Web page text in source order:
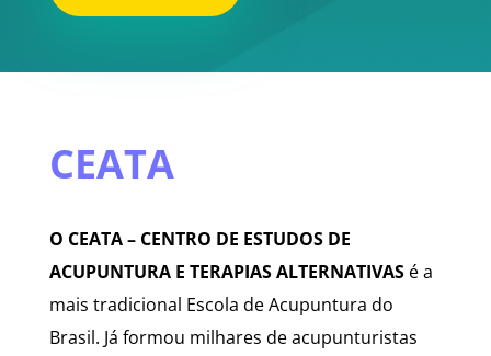
CEATA
O CEATA – CENTRO DE ESTUDOS DE
ACUPUNTURA E TERAPIAS ALTERNATIVASé a
mais tradicional Escola de Acupuntura do
Brasil. Já formou milhares de acupunturistas